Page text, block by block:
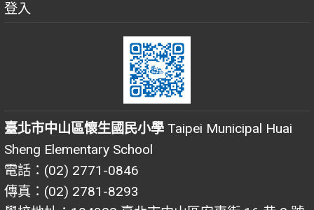
登入
臺北市中山區懷生國民小學 Taipei Municipal Huai
Sheng Elementary School
電話：(02) 2771-0846
傳真：(02) 2781-8293